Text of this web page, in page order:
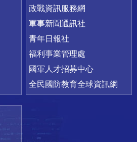
政戰資訊服務網
軍事新聞通訊社
青年日報社
福利事業管理處
國軍人才招募中心
全民國防教育全球資訊網